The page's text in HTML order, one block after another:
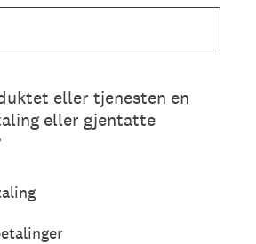
eller tjenesten en
eller gjentatte